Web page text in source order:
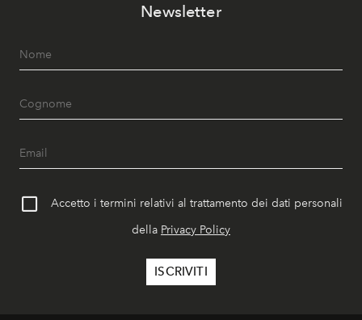
Newsletter
Accetto i termini relativi al trattamento dei dati personali
della Privacy Policy